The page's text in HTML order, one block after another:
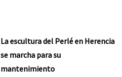
La escultura del Perlé en Herencia
se marcha para su
mantenimiento